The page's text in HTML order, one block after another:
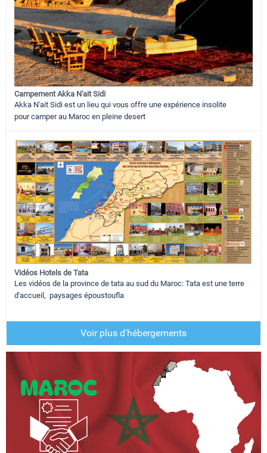
Campement Akka N'ait Sidi
Akka N'ait Sidi est un lieu qui vous offre une expérience insolite
pour camper au Maroc en pleine desert
Vidéos Hotels de Tata
Les vidéos de la province de tata au sud du Maroc: Tata est une terre
d'accueil, paysages époustoufla
Voir plus d'hébergements